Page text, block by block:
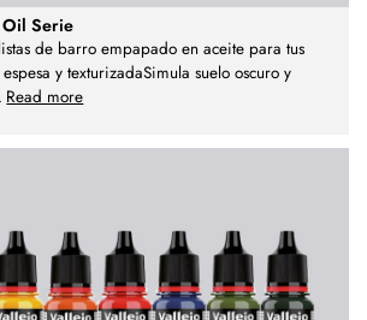
Serie
de barro empapado en aceite para tus
y texturizadaSimula suelo oscuro y
Read more